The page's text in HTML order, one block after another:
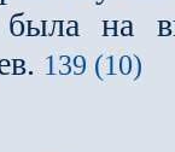
на
139 (10)